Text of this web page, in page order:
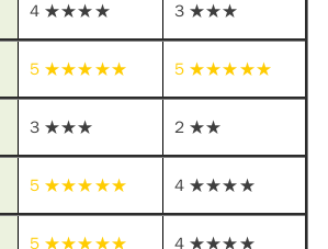
４★★★★ ３★★★
５★★★★★ ５★★★★★
３★★★ ２★★
５★★★★★ ４★★★★
５★★★★★ ４★★★★